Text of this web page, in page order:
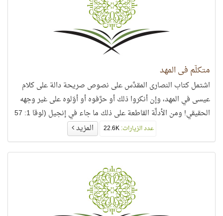
متكلّم في المهد
اشتمل كتاب النصارى المقدَّس على نصوص صريحة دالة على كلام
عيسى في المهد، وإن أنكروا ذلك أو حرَّفوه أو أوّلوه على غير وجهه
الحقيقي! ومن الأدلَّة القاطعة على ذلك ما جاء في إنجيل (لوقا 1: 57
عدد الزيارات:22.6K المزيد